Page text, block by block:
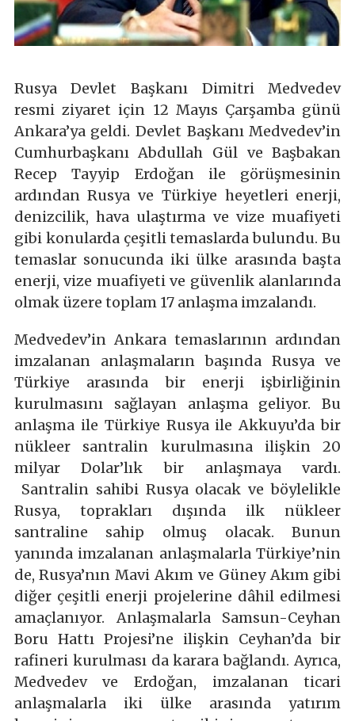
Rusya Devlet Başkanı Dimitri Medvedev
resmi ziyaret için 12 Mayıs Çarşamba günü
Ankara’ya geldi. Devlet Başkanı Medvedev’in
Cumhurbaşkanı Abdullah Gül ve Başbakan
Recep Tayyip Erdoğan ile görüşmesinin
ardından Rusya ve Türkiye heyetleri enerji,
denizcilik, hava ulaştırma ve vize muafiyeti
gibi konularda çeşitli temaslarda bulundu. Bu
temaslar sonucunda iki ülke arasında başta
enerji, vize muafiyeti ve güvenlik alanlarında
olmak üzere toplam 17 anlaşma imzalandı.
Medvedev’in Ankara temaslarının ardından
imzalanan anlaşmaların başında Rusya ve
Türkiye arasında bir enerji işbirliğinin
kurulmasını sağlayan anlaşma geliyor. Bu
anlaşma ile Türkiye Rusya ile Akkuyu’da bir
nükleer santralin kurulmasına ilişkin 20
milyar Dolar’lık bir anlaşmaya vardı.
Santralin sahibi Rusya olacak ve böylelikle
Rusya, toprakları dışında ilk nükleer
santraline sahip olmuş olacak. Bunun
yanında imzalanan anlaşmalarla Türkiye’nin
de, Rusya’nın Mavi Akım ve Güney Akım gibi
diğer çeşitli enerji projelerine dâhil edilmesi
amaçlanıyor. Anlaşmalarla Samsun-Ceyhan
Boru Hattı Projesi’ne ilişkin Ceyhan’da bir
rafineri kurulması da karara bağlandı. Ayrıca,
Medvedev ve Erdoğan, imzalanan ticari
anlaşmalarla iki ülke arasında yatırım